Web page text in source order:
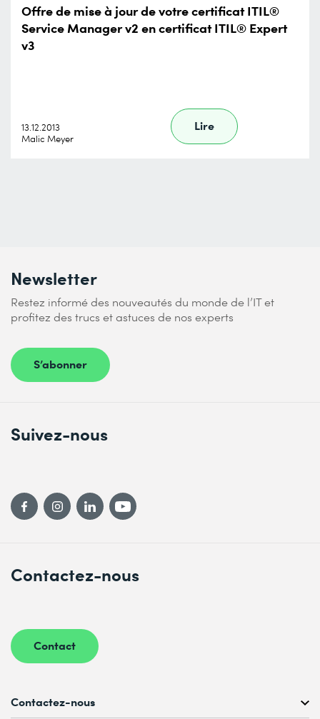
Offre de mise à jour de votre certificat ITIL®
Service Manager v2 en certificat ITIL® Expert
v3
13.12.2013
Malic Meyer
Lire
Newsletter
Restez informé des nouveautés du monde de l’IT et
profitez des trucs et astuces de nos experts
S’abonner
Contactez-nous
Contact
Suivez-nous
Contactez-nous